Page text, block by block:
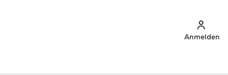
Anmelden